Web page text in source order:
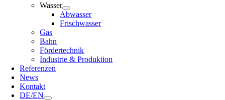
Wasser
Abwasser
Frischwasser
Gas
Bahn
Fördertechnik
Industrie & Produktion
Referenzen
News
Kontakt
DE/EN